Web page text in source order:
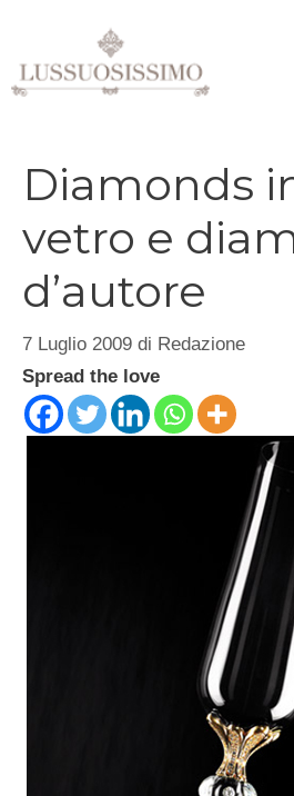
contenuto
Diamonds
vetro e
d’autore
7 Luglio 2009 di Redazione
Spread the love